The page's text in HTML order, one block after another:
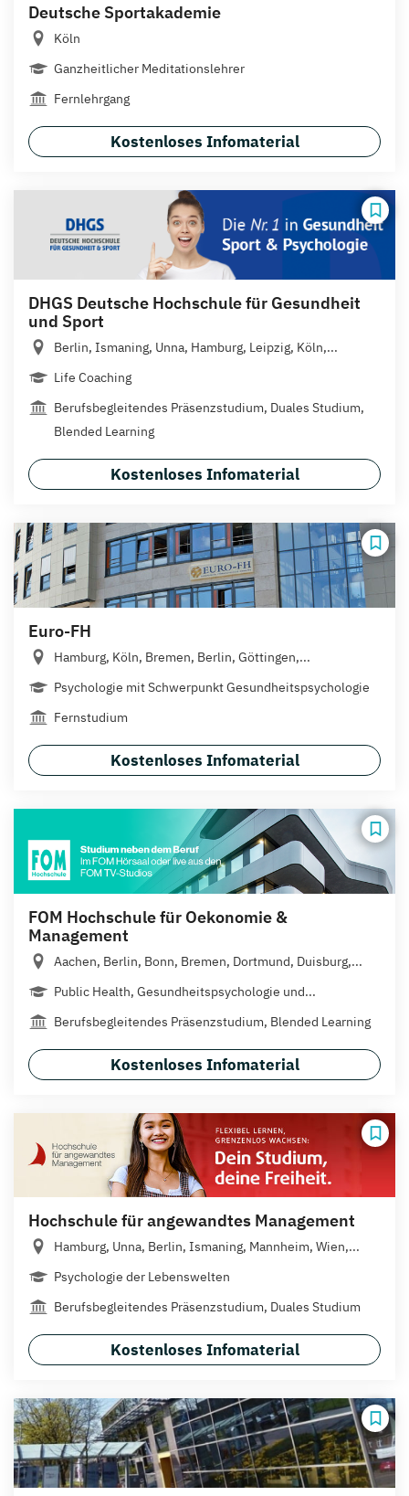
Deutsche Sportakademie
Köln
Ganzheitlicher Meditationslehrer
Fernlehrgang
Kostenloses Infomaterial
DHGS Deutsche Hochschule für Gesundheit
und Sport
Berlin, Ismaning, Unna, Hamburg, Leipzig, Köln,...
Life Coaching
Berufsbegleitendes Präsenzstudium, Duales Studium,
Blended Learning
Kostenloses Infomaterial
Euro-FH
Hamburg, Köln, Bremen, Berlin, Göttingen,...
Psychologie mit Schwerpunkt Gesundheitspsychologie
Fernstudium
Kostenloses Infomaterial
FOM Hochschule für Oekonomie &
Management
Aachen, Berlin, Bonn, Bremen, Dortmund, Duisburg,...
Public Health, Gesundheitspsychologie und...
Berufsbegleitendes Präsenzstudium, Blended Learning
Kostenloses Infomaterial
Hochschule für angewandtes Management
Hamburg, Unna, Berlin, Ismaning, Mannheim, Wien,...
Psychologie der Lebenswelten
Berufsbegleitendes Präsenzstudium, Duales Studium
Kostenloses Infomaterial